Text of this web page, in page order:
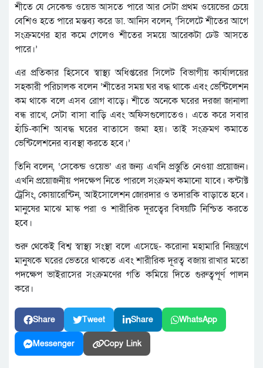
শীতে যে সেকেন্ড ওয়েভ আসতে পারে আর সেটা প্রথম ওয়েভের চেয়ে
বেশিও হতে পারে মন্তব্য করে ডা. আনিস বলেন, ‘সিলেটে শীতের আগে
সংক্রমণের হার কমে গেলেও শীতের সময়ে আরেকটা ঢেউ আসতে
পারে।’
এর প্রতিকার হিসেবে স্বাস্থ্য অধিপ্তরের সিলেট বিভাগীয় কার্যালয়ের
সহকারী পরিচালক বলেন ‘শীতের সময় ঘর বদ্ধ থাকে এবং ভেন্টিলেশন
কম থাকে বলে এসব রোগ বাড়ে। শীতে অনেকে ঘরের দরজা জানালা
বন্ধ রাখে, সেটা বাসা বাড়ি এবং অফিসগুলোতেও। এতে করে সবার
হাঁচি-কাশি আবদ্ধ ঘরের বাতাসে জমা হয়। তাই সংক্রমণ কমাতে
ভেন্টিলেশনের ব্যবস্থা করতে হবে।’
তিনি বলেন, ‘সেকেন্ড ওয়েভ’ এর জন্য এখনি প্রস্তুতি নেওয়া প্রয়োজন।
এখনি প্রয়োজনীয় পদক্ষেপ নিতে পারলে সংক্রমণ কমানো যাবে। কন্টাক্ট
ট্রেসিং, কোয়ারেন্টিন, আইসোলেশন জোরদার ও তদারকি বাড়াতে হবে।
মানুষের মাঝে মাস্ক পরা ও শারীরিক দূরত্বের বিষয়টি নিশ্চিত করতে
হবে।
শুরু থেকেই বিশ্ব স্বাস্থ্য সংস্থা বলে এসেছে- করোনা মহামারি নিয়ন্ত্রণে
মানুষকে ঘরের ভেতরে থাকতে এবং শারীরিক দূরত্ব বজায় রাখার মতো
পদক্ষেপ ভাইরাসের সংক্রমণের গতি কমিয়ে দিতে গুরুত্বপূর্ণ পালন
করে।
Share Tweet Share WhatsApp
Messenger Copy Link